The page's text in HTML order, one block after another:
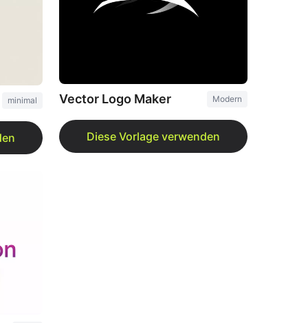
minimal Vector Logo Maker Modern